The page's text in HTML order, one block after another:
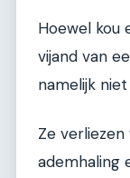
Hoewel kou
vijand van
namelijk
Ze
ademhaling